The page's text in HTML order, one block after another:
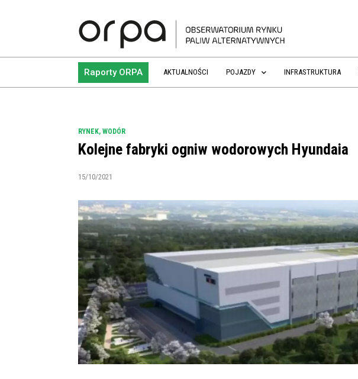
Raporty ORPA AKTUALNOŚCI POJAZDY INFRASTRUKTURA
RYNEK, WODÓR
Kolejne fabryki ogniw wodorowych Hyundaia
15/10/2021